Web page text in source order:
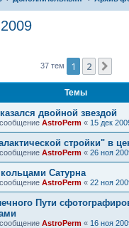
37 тем 1 2
Темы
двойной звездой
AstroPerm « 15 дек
стройки" в
AstroPerm « 26 ноя
Сатурна
AstroPerm « 22 ноя
Пути
AstroPerm « 16 ноя